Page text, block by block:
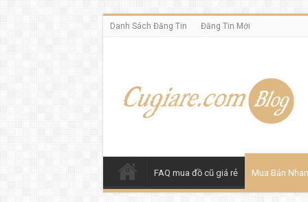
Danh Sách Đăng Tin Đăng Tin Mới
FAQ mua đồ cũ giá rẻ Mua Bán